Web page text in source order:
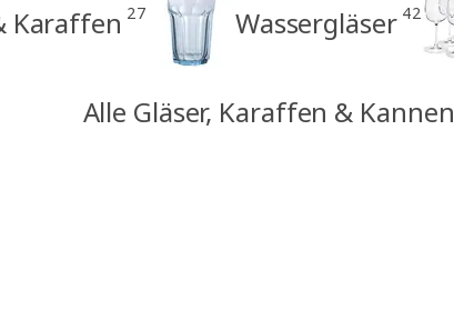
Karaffen 27 Wassergläser 42
Alle Gläser, Karaffen & Kannen